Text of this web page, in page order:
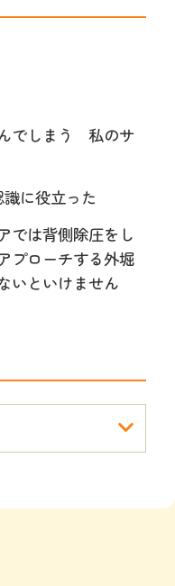
でしまう 私のサ
に役立った
では背側除圧をし
プローチする外堀
いといけません